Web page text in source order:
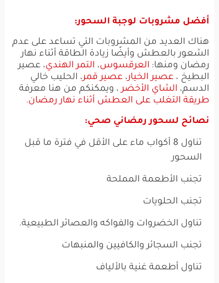
أفضل مشروبات لوجبة السحور:
هناك العديد من المشروبات التي تساعد على عدم
الشعور بالعطش وأيضًا زيادة الطاقة أثناء نهار
رمضان ومنها: العرقسوس، التمر الهندي، عصير
البطيخ ، عصير الخيار، عصير قمر، الحليب خالي
الدسم، الشاي الأخضر ، ويمكنكم من هنا معرفة
طريقة التغلب على العطش أثناء نهار رمضان.
نصائح لسحور رمضاني صحي:
تناول 8 أكواب ماء على الأقل في فترة ما قبل
السحور
تجنب الأطعمة المملحة
تجنب الحلويات
تناول الخضروات والفواكه والعصائر الطبيعية.
تجنب السجائر والكافيين والمنبهات
تناول أطعمة غنية بالألياف